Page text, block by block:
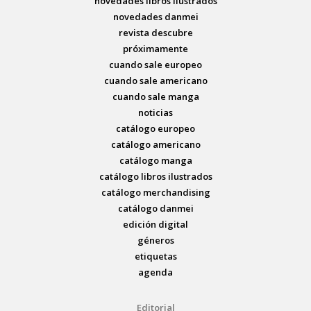
novedades danmei
revista descubre
próximamente
cuando sale europeo
cuando sale americano
cuando sale manga
noticias
catálogo europeo
catálogo americano
catálogo manga
catálogo libros ilustrados
catálogo merchandising
catálogo danmei
edición digital
géneros
etiquetas
agenda
Editorial